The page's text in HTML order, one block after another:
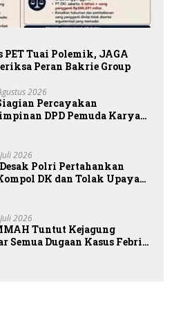
PET Tuai Polemik, JAGA
Peran Bakrie Group
2026
Percayakan
DPD Pemuda Karya
2026
Polri Pertahankan
DK dan Tolak Upaya
2026
Tuntut Kejagung
Semua Dugaan Kasus Febrie